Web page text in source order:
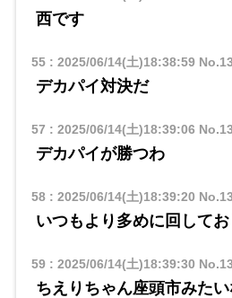
西です
55: 2025/06/14(土)18:38:59
デカパイ対決だ
57 : 2025/06/14(土)18:39:06
デカパイが勝つわ
58: 2025/06/14(土)18:39:20
いつもより多めに回して
59: 2025/06/14(土)18:39:30
ちえりちゃん座頭市みた